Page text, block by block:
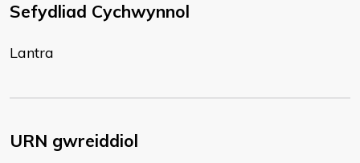
Sefydliad Cychwynnol
Lantra
URN gwreiddiol